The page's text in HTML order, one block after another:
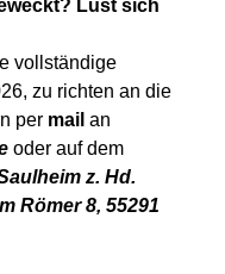
Lust sich
vollständige
zu richten an die
per mail an
oder auf dem
z. Hd.
Römer 8, 55291